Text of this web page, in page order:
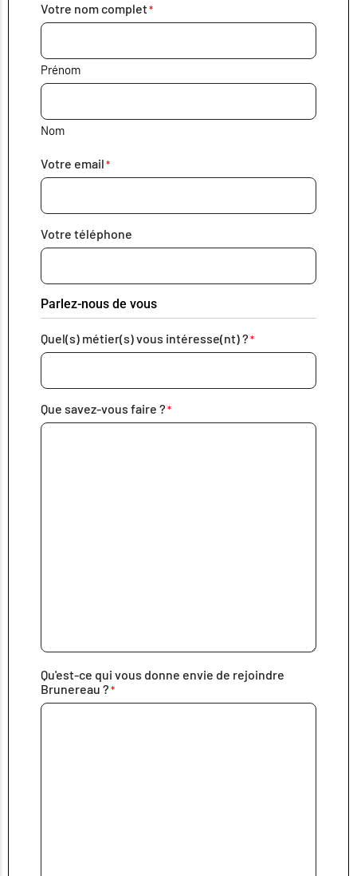
Votre nom complet
Prénom
Nom
Votre email
Votre téléphone
Parlez-nous de vous
Quel(s) métier(s) vous intéresse(nt) ?
Que savez-vous faire ?
Qu'est-ce qui vous donne envie de rejoindre
Brunereau ?